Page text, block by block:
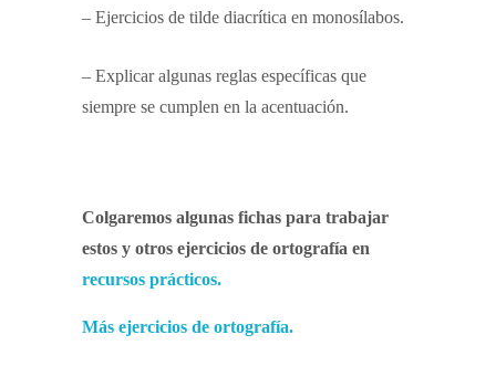
– Ejercicios de tilde diacrítica en monosílabos.
– Explicar algunas reglas específicas que
siempre se cumplen en la acentuación.
Colgaremos algunas fichas para trabajar
estos y otros ejercicios de ortografía en
recursos prácticos.
Más ejercicios de ortografía.